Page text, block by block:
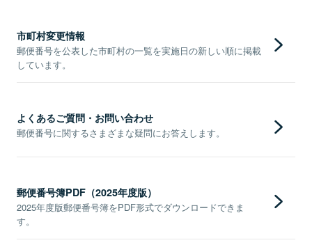
市町村変更情報
郵便番号を公表した市町村の一覧を実施日の新しい順に掲載
しています。
よくあるご質問・お問い合わせ
郵便番号に関するさまざまな疑問にお答えします。
郵便番号簿PDF（2025年度版）
2025年度版郵便番号簿をPDF形式でダウンロードできま
す。